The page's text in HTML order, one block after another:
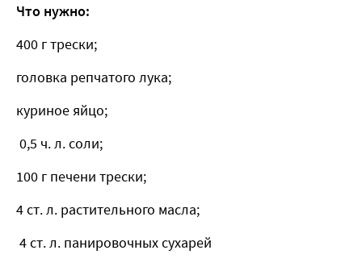
Что нужно:
400 г трески;
головка репчатого лука;
куриное яйцо;
0,5 ч. л. соли;
100 г печени трески;
4 ст. л. растительного масла;
4 ст. л. панировочных сухарей